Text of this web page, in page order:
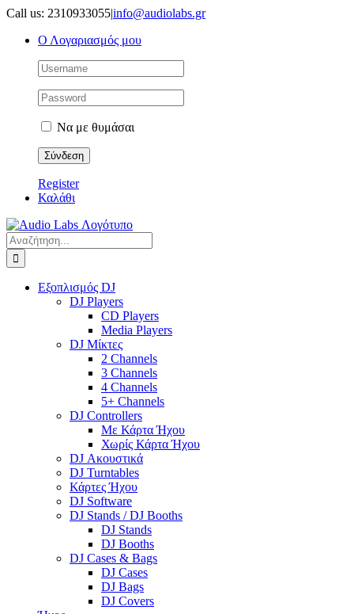
Μετάβαση
περιεχόμενο
Call us: 2310933055|info@audiolabs.gr
Ο Λογαριασμός μου
Να με θυμάσαι
Register
Καλάθι
Αναζήτηση
για:
Εξοπλισμός DJ
DJ Players
CD Players
Media Players
DJ Μίκτες
2 Channels
3 Channels
4 Channels
5+ Channels
DJ Controllers
Με Κάρτα Ήχου
Χωρίς Κάρτα Ήχου
DJ Ακουστικά
DJ Turntables
Κάρτες Ήχου
DJ Software
DJ Stands / DJ Booths
DJ Stands
DJ Booths
DJ Cases & Bags
DJ Cases
DJ Bags
DJ Covers